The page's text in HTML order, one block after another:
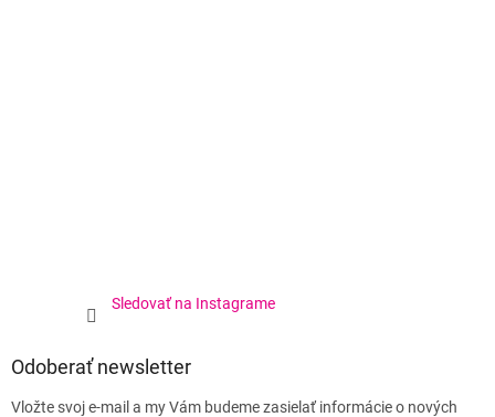
Sledovať na Instagrame
Odoberať newsletter
Vložte svoj e-mail a my Vám budeme zasielať informácie o nových